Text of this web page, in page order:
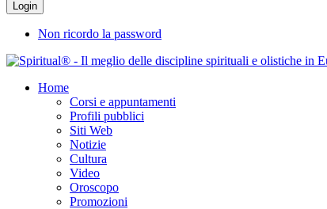
Non ricordo la password
Home
Corsi e appuntamenti
Profili pubblici
Siti Web
Notizie
Cultura
Video
Oroscopo
Promozioni